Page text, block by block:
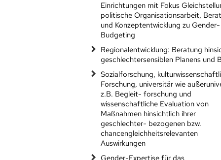
Einrichtungen mit Fokus
politische Organisationsarbeit,
und Konzeptentwicklung zu Gender-
Budgeting
Regionalentwicklung: Beratung
geschlechtersensiblen Planens und
Sozialforschung,
Forschung, universitär wie
z.B. Begleit- forschung und
wissenschaftliche Evaluation von
Maßnahmen hinsichtlich ihrer
geschlechter- bezogenen bzw.
chancengleichheitsrelevanten
Auswirkungen
Gender-Expertise für das